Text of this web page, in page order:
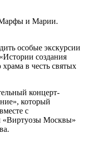
Марфы и Марии.
особые экскурсии
создания
в честь святых
концерт-
который
с
«Виртуозы Москвы»